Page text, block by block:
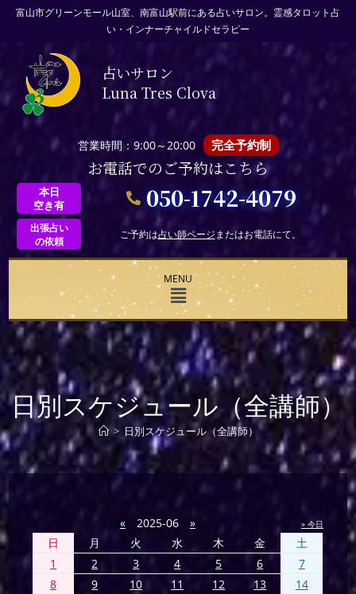
富山市グリーンモール山室、南富山駅前にある占いサロン。霊感タロット占
い・インナーチャイルドセラピー
占いサロン
Luna Tres Clova
営業時間：9:00～20:00 完全予約制
お電話でのご予約はこちら
本日
空き有
050-1742-4079
出張占い
の依頼
ご予約は占い師ページまたはお電話にて。
MENU
日別スケジュール（全講師）
> 日別スケジュール（全講師）
« 2025-06 » » 今日
日 月 火 水 木 金
土
1
2 3 4 5 6
7
8
9 10 11 12 13
14